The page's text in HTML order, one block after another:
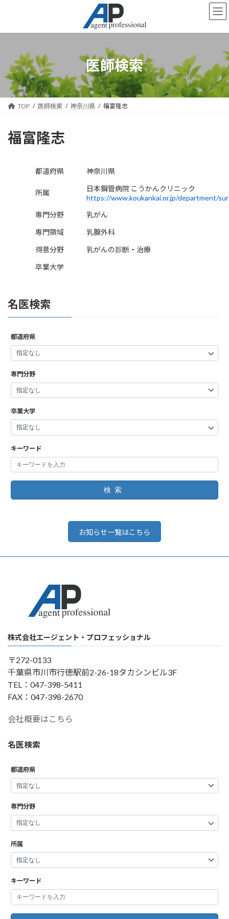
ン
キ
プ
ー
に
動
医師検索
TOP 医師検索 神奈川県 福富隆志
福富隆志
都道府県 神奈川県
所属
日本鋼管病院 こうかんクリニック
https://www.koukankai.or.jp/department/
専門分野
乳がん
専門領域
乳腺外科
得意分野
乳がんの診断・治療
卒業大学
名医検索
都道府県
専門分野
卒業大学
キーワード
検索
お知らせ一覧はこちら
株式会社エージェント・プロフェッショナル
〒272-0133
千葉県市川市行徳駅前2-26-18タカシンビル3F
TEL：047-398-5411
FAX：047-398-2670
会社概要はこちら
名医検索
都道府県
専門分野
所属
キーワード